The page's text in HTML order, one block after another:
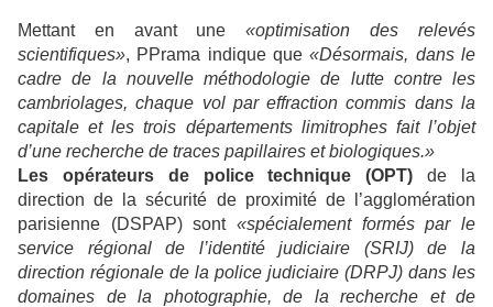
Mettant en avant une«optimisation des relevés
scientifiques», PPrama indique que«Désormais, dans le
cadre de la nouvelle méthodologie de lutte contre les
cambriolages, chaque vol par effraction commis dans la
capitale et les trois départements limitrophes fait l’objet
d’une recherche de traces papillaires et biologiques.»
Les opérateurs de police technique (OPT) de la
direction de la sécurité de proximité de l’agglomération
parisienne (DSPAP) sont «spécialement formés par le
service régional de l’identité judiciaire (SRIJ) de la
direction régionale de la police judiciaire (DRPJ) dans les
domaines de la photographie, de la recherche et de